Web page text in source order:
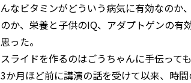
んなビタミンがどういう病気に有効なのか
のか、栄養と子供のIQ、アダプトゲンの有
思った。
スライドを作るのはごうちゃんに手伝っても
3か月ほど前に講演の話を受けて以来、時